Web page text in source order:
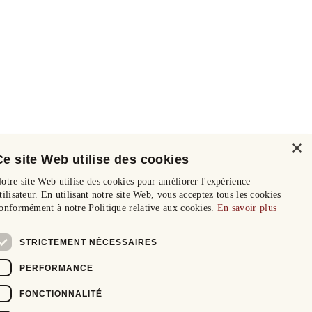
×
site Web utilise des cookies
site Web utilise des cookies pour améliorer l'expérience
En utilisant notre site Web, vous acceptez tous les cookies
à notre Politique relative aux cookies. En savoir plus
STRICTEMENT NÉCESSAIRES
PERFORMANCE
FONCTIONNALITÉ